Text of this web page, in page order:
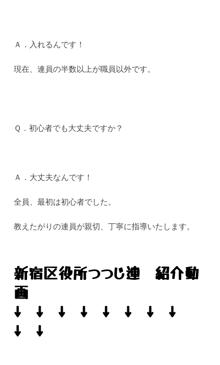
Ａ．入れるんです！
現在、連員の半数以上が職員以外です。
Ｑ．初心者でも大丈夫ですか？
Ａ．大丈夫なんです！
全員、最初は初心者でした。
教えたがりの連員が親切、丁寧に指導いたします。
新宿区役所つつじ連 紹介動
画
↓ ↓ ↓ ↓ ↓ ↓ ↓ ↓
↓ ↓